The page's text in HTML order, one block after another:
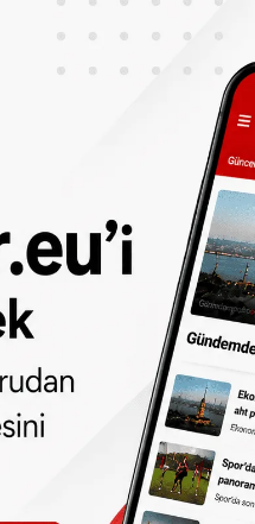
ruh sağlığı
ileri düzey psikolojik
karmaşık veya daha
gerektiği anlamına
geldiği karmaşık bir
okulla olan ilişkisi gibi
tarzı da önemli
kullanımı, sigara
dakika hareket